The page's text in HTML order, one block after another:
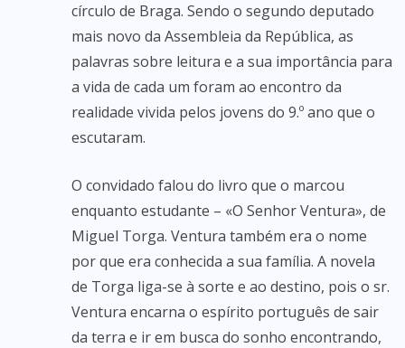
círculo de Braga. Sendo o segundo deputado
mais novo da Assembleia da República, as
palavras sobre leitura e a sua importância para
a vida de cada um foram ao encontro da
realidade vivida pelos jovens do 9.º ano que o
escutaram.
O convidado falou do livro que o marcou
enquanto estudante – «O Senhor Ventura», de
Miguel Torga. Ventura também era o nome
por que era conhecida a sua família. A novela
de Torga liga-se à sorte e ao destino, pois o sr.
Ventura encarna o espírito português de sair
da terra e ir em busca do sonho encontrando,